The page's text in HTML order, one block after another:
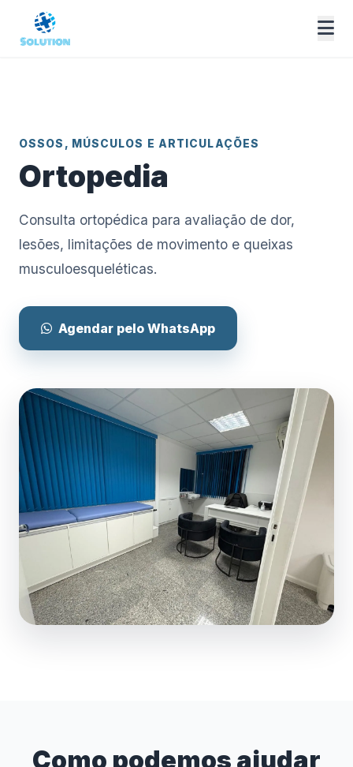
OSSOS, MÚSCULOS E ARTICULAÇÕES
Ortopedia
Consulta ortopédica para avaliação de dor,
lesões, limitações de movimento e queixas
musculoesqueléticas.
Agendar pelo WhatsApp
Como podemos ajudar